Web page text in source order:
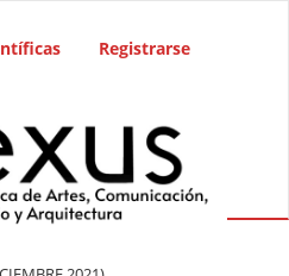
Registrarse